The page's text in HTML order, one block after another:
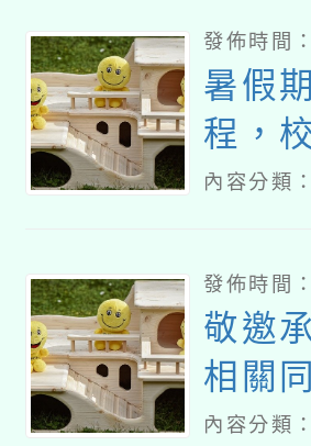
發佈時間
暑假
程，
內容分類：
發佈時間
敬邀
相關
等，
內容分類：